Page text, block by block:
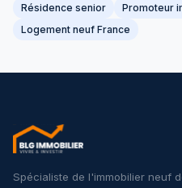
Résidence senior
Promoteur
Logement neuf France
Spécialiste de l'immobilier neuf